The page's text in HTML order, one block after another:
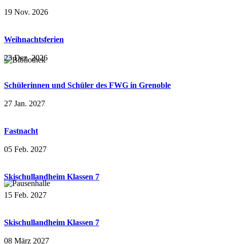
19 Nov. 2026
Weihnachtsferien
23 Dez. 2026
Schülerinnen und Schüler des FWG in Grenoble
27 Jan. 2027
Fastnacht
05 Feb. 2027
Skischullandheim Klassen 7
15 Feb. 2027
Skischullandheim Klassen 7
08 März 2027